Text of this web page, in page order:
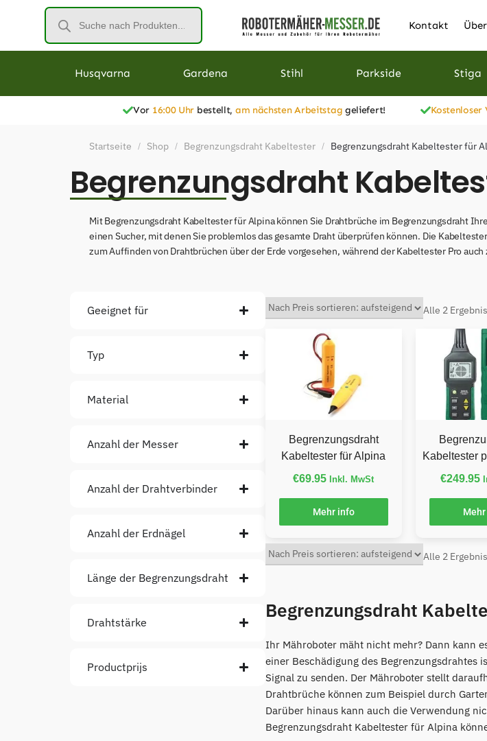
Kontakt
Husqvarna Gardena Stihl Parkside Stiga
Vor 16:00 Uhr bestellt, am nächsten Arbeitstag geliefert! Kostenloser
Startseite / Shop / Begrenzungsdraht Kabeltester / Begrenzungsdraht Kabeltester für
Begrenzungsdraht
Mit Begrenzungsdraht Kabeltester für Alpina können Sie Drahtbrüche im Begrenzungsdraht
einen Sucher, mit denen Sie problemlos das gesamte Draht überprüfen können. Die
zum Auffinden von Drahtbrüchen über der Erde vorgesehen, während der Kabeltester Pro
Geeignet für
Typ
Material
Anzahl der Messer
Anzahl der Drahtverbinder
Anzahl der Erdnägel
Länge der Begrenzungsdraht
Drahtstärke
Productprijs
Alle 2
Begrenzungsdraht
Kabeltester für Alpina
€69.95 Inkl. MwSt
Mehr info
Kabeltester
€249.95
Alle 2
Begrenzungsdraht
Ihr Mähroboter mäht nicht mehr? Dann kann
einer Beschädigung des Begrenzungsdrahtes
Signal zu senden. Der Mähroboter stellt
Drahtbrüche können zum Beispiel durch
Darüber hinaus kann auch die Verwendung
Begrenzungsdraht Kabeltester für Alpina